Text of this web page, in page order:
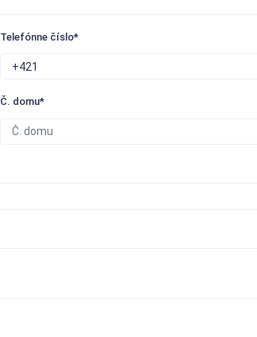
Telefónne číslo*
Č. domu*